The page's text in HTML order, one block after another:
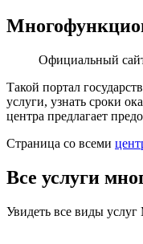
Официальный
Такой портал
услуги, узнать сроки
центра предлагает
Страница со всеми
Все услуги
Увидеть все виды